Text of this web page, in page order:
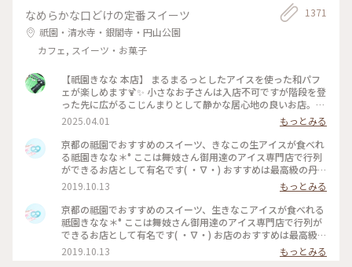
なめらかな口どけの定番スイーツ
祇園・清水寺・銀閣寺・円山公園
カフェ, スイーツ・お菓子
1371
【祇園きなな 本店】 まるまるっとしたアイスを使った和パフ
ェが楽しめます🍹✨ 小さなお子さんは入店不可ですが階段を登
った先に広がるこじんまりとして静かな居心地の良いお店。
パフェはきなこや抹茶、黒ゴマなどを使った和なものからティ
ラミスの入ったイタリアン風、ベリーを使ったものなど様々。
アイスの食べ比べやふわふわのかき氷、焼き菓子、クロックム
ッシュのようなフードメニューもあります。 こちらもアニメ・
名探偵コナンで取り上げられました✨ #京都グルメ #京都 #祇
園 #本店 #人気店 #聖地巡礼 #パフェ #きなこ #黒ゴマ #アイス
クリーム #かき氷 #フォトジェニック #名探偵コナン
2025.04.01
もっとみる
京都の祗園でおすすめのスイーツ、きなこの生アイスが食べれ
る祗園きなな＊° ここは舞妓さん御用達のアイス専門店で行列
ができるお店として有名です( ・∇・) おすすめは最高級の丹波
黒豆を使用したきなこの生アイス『できたてきなな』。(600円
ほうじ茶付)なんと添加物、保存料、卵を一切使ってません。
濃厚なのに甘すぎず、口どけが最高で本当においしかったので
京都にきたらまた立ち寄りたいお店の1つになりました♡ #京
都#おすすめ#スイーツ#アイス#秋の味覚ゴーラー隊#きなこ
2019.10.13
もっとみる
京都の祗園でおすすめのスイーツ、生きなこアイスが食べれる
祗園きなな＊° ここは舞妓さん御用達のアイス専門店で行列が
できるお店として有名です( ・∇・) お店のおすすめは最高級の
丹波黒豆を使用したきなこの生アイス『できたてきなな』。
(600円ほうじ茶付)なんと添加物、保存料、卵を一切使ってま
2019.10.13 もっとみる